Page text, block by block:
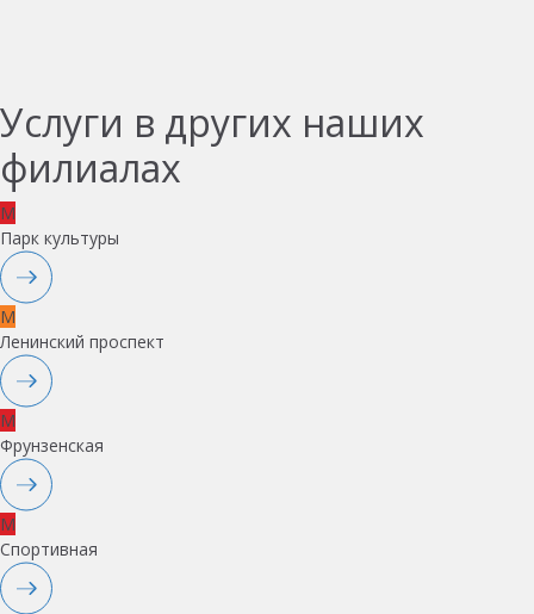
Услуги в других наших
филиалах
M
Парк культуры
M
Ленинский проспект
M
Фрунзенская
M
Спортивная